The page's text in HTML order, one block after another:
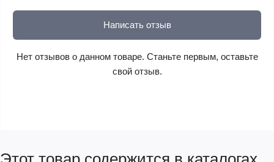
Написать отзыв
Нет отзывов о данном товаре. Станьте первым, оставьте
свой отзыв.